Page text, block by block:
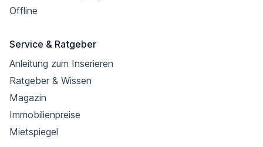
Offline
Service & Ratgeber
Anleitung zum Inserieren
Ratgeber & Wissen
Magazin
Immobilienpreise
Mietspiegel